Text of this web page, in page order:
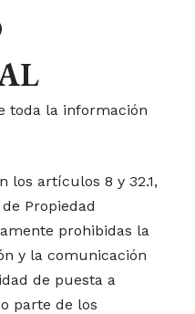
toda la información
los artículos 8 y 32.1,
Propiedad
prohibidas la
y la comunicación
de puesta a
parte de los